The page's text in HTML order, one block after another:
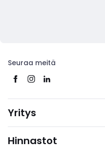
Seuraa meitä
Yritys
Hinnastot